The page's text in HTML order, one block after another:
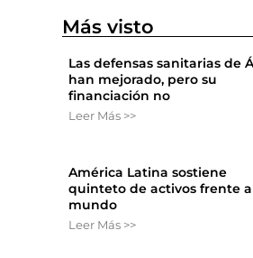
Más visto
Las defensas sanitarias de
han mejorado, pero su
financiación no
Leer Más >>
América Latina sostiene
quinteto de activos frente
mundo
Leer Más >>